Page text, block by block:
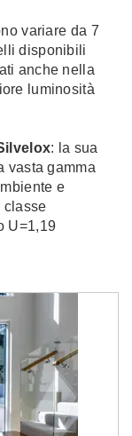
variare da 7
disponibili
anche nella
luminosità
: la sua
vasta gamma
e
classe
U=1,19